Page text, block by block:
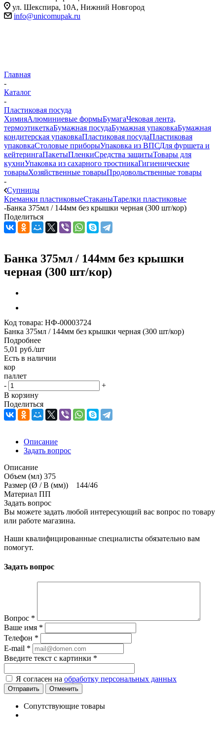
ул. Шекспира, 10А, Нижний Новгород
info@unicomupak.ru
Главная
-
Каталог
-
Пластиковая посуда
ХимияАлюминиевые формыБумагаЧековая лента,
термоэтикеткаБумажная посудаБумажная упаковкаБумажная
кондитерская упаковкаПластиковая посудаПластиковая
упаковкаСтоловые приборыУпаковка из ВПСДля фуршета и
кейтерингаПакетыПленкиСредства защитыТовары для
кухниУпаковка из сахарного тростникаГигиенические
товарыХозяйственные товарыПродовольственные товары
-
Супницы
Креманки пластиковыеСтаканыТарелки пластиковые
-Банка 375мл / 144мм без крышки черная (300 шт/кор)
Поделиться
Банка 375мл / 144мм без крышки
черная (300 шт/кор)
Код товара: НФ-00003724
Банка 375мл / 144мм без крышки черная (300 шт/кор)
Подробнее
5,01 руб./шт
Есть в наличии
кор
паллет
-
+
В корзину
Поделиться
Описание
Задать вопрос
Описание
Объем (мл) 375
Размер (Ø / В (мм)) 144/46
Материал ПП
Задать вопрос
Вы можете задать любой интересующий вас вопрос по товару
или работе магазина.
Наши квалифицированные специалисты обязательно вам
помогут.
Задать вопрос
Вопрос *
Ваше имя *
Телефон *
E-mail *
Введите текст с картинки *
Я согласен на обработку персональных данных
Отменить
Сопутствующие товары